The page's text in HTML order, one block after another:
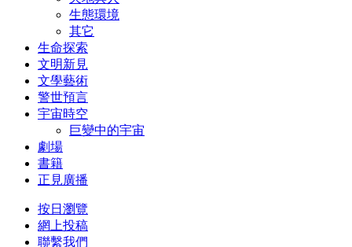
生態環境
其它
生命探索
文明新見
文學藝術
警世預言
宇宙時空
巨變中的宇宙
劇場
書籍
正見廣播
按日瀏覽
網上投稿
聯繫我們